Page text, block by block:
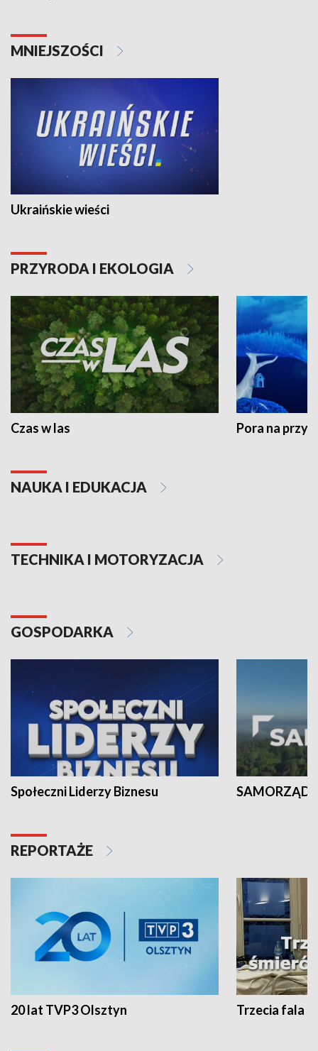
MNIEJSZOŚCI
Ukraińskie wieści
PRZYRODA I EKOLOGIA
Czas w las Pora na
NAUKA I EDUKACJA
TECHNIKA I MOTORYZACJA
GOSPODARKA
Społeczni Liderzy Biznesu SAMORZĄD
REPORTAŻE
20 lat TVP3 Olsztyn Trzecia fala -